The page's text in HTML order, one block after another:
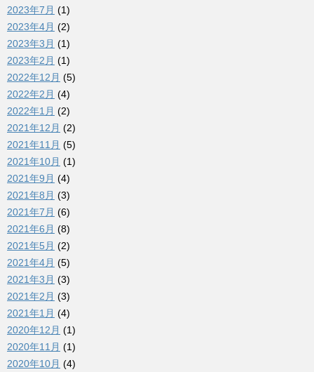
2023年7月 (1)
2023年4月 (2)
2023年3月 (1)
2023年2月 (1)
2022年12月 (5)
2022年2月 (4)
2022年1月 (2)
2021年12月 (2)
2021年11月 (5)
2021年10月 (1)
2021年9月 (4)
2021年8月 (3)
2021年7月 (6)
2021年6月 (8)
2021年5月 (2)
2021年4月 (5)
2021年3月 (3)
2021年2月 (3)
2021年1月 (4)
2020年12月 (1)
2020年11月 (1)
2020年10月 (4)